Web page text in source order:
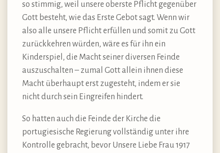
so stimmig, weil unsere oberste Pflicht gegenüber
Gott besteht, wie das Erste Gebot sagt. Wenn wir
also alle unsere Pflicht erfüllen und somit zu Gott
zurückkehren würden, wäre es für ihn ein
Kinderspiel, die Macht seiner diversen Feinde
auszuschalten – zumal Gott allein ihnen diese
Macht überhaupt erst zugesteht, indem er sie
nicht durch sein Eingreifen hindert.
So hatten auch die Feinde der Kirche die
portugiesische Regierung vollständig unter ihre
Kontrolle gebracht, bevor Unsere Liebe Frau 1917